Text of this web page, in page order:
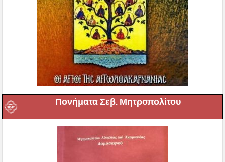
Πονήματα Σεβ. Μητροπολίτου